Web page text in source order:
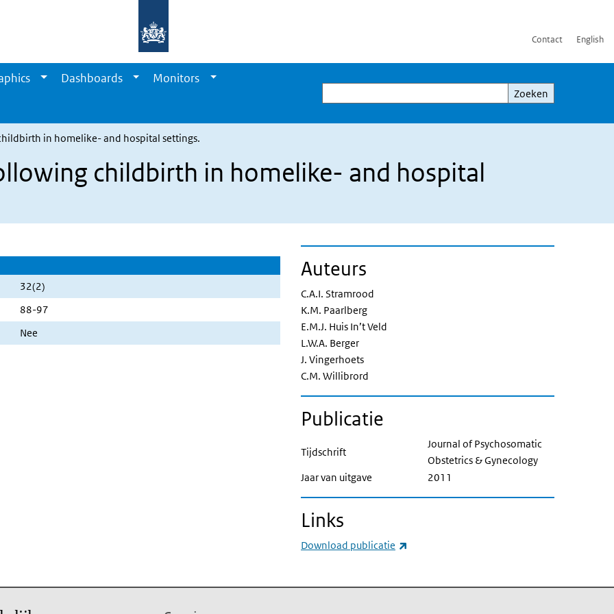
Contact English
Dashboards
Monitors
Zoeken
Zoeken
in homelike- and hospital settings.
childbirth in homelike- and hospital
32(2)
88-97
Nee
Auteurs
C.A.I. Stramrood
K.M. Paarlberg
E.M.J. Huis In’t Veld
L.W.A. Berger
J. Vingerhoets
C.M. Willibrord
Publicatie
Tijdschrift
Journal of Psychosomatic
Obstetrics & Gynecology
Jaar van uitgave
2011
Links
Download publicatie